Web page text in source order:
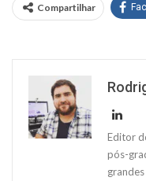
Compartilhar
Editor
pós-